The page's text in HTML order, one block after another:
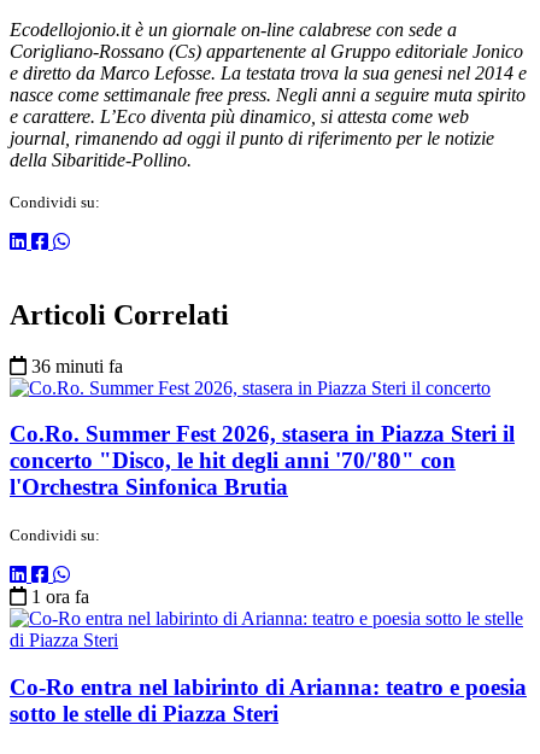
Ecodellojonio.it è un giornale on-line calabrese con sede a
Corigliano-Rossano (Cs) appartenente al Gruppo editoriale Jonico
e diretto da Marco Lefosse. La testata trova la sua genesi nel 2014 e
nasce come settimanale free press. Negli anni a seguire muta spirito
e carattere. L’Eco diventa più dinamico, si attesta come web
journal, rimanendo ad oggi il punto di riferimento per le notizie
della Sibaritide-Pollino.
Condividi su:
Articoli Correlati
36 minuti fa
Co.Ro. Summer Fest 2026, stasera in Piazza Steri il
concerto "Disco, le hit degli anni '70/'80" con
l'Orchestra Sinfonica Brutia
Condividi su:
1 ora fa
Co-Ro entra nel labirinto di Arianna: teatro e poesia
sotto le stelle di Piazza Steri